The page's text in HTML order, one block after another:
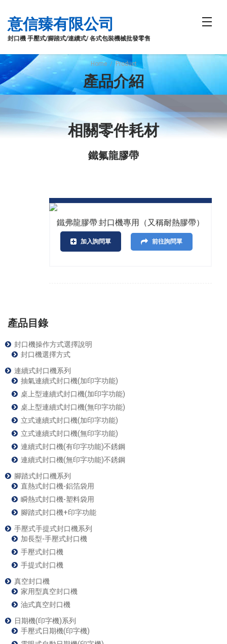
意信臻有限公司
封口機 手壓式/腳踏式/連續式/ 各式包裝機械批發零售
Home / Product
產品介紹
相關零件耗材
鐵氟龍膠帶
鐵弗龍膠帶:封口機專用（又稱耐熱膠帶）
加入詢問單 前往詢問單
產品目錄
封口機操作方式選擇說明
封口機選擇方式
連續式封口機系列
抽氣連續式封口機(加印字功能)
桌上型連續式封口機(加印字功能)
桌上型連續式封口機(無印字功能)
立式連續式封口機(加印字功能)
立式連續式封口機(無印字功能)
連續式封口機(有印字功能)不銹鋼
連續式封口機(無印字功能)不銹鋼
腳踏式封口機系列
直熱式封口機-鋁箔袋用
瞬熱式封口機-塑料袋用
腳踏式封口機+印字功能
手壓式手提式封口機系列
加長型-手壓式封口機
手壓式封口機
手提式封口機
真空封口機
家用型真空封口機
油式真空封口機
日期機(印字機)系列
手壓式日期機(印字機)